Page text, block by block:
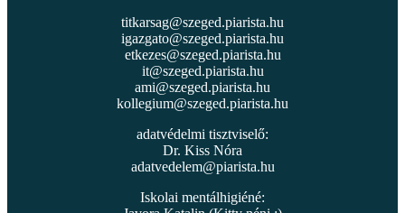
titkarsag@szeged.piarista.hu
igazgato@szeged.piarista.hu
etkezes@szeged.piarista.hu
it@szeged.piarista.hu
ami@szeged.piarista.hu
kollegium@szeged.piarista.hu
adatvédelmi tisztviselő:
Dr. Kiss Nóra
adatvedelem@piarista.hu
Iskolai mentálhigiéné: